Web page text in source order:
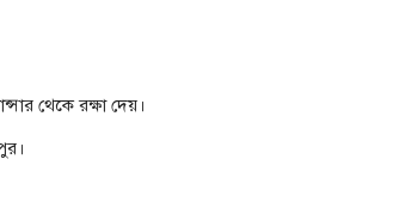
থেকে রক্ষা দেয়।